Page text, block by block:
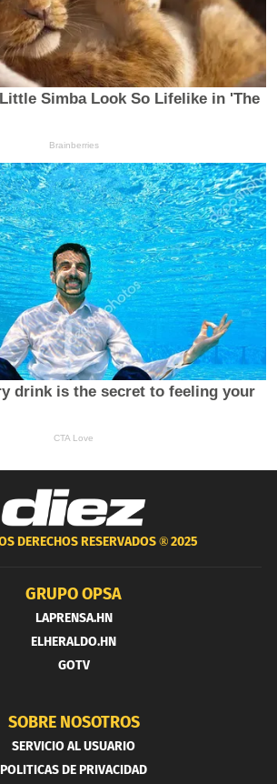
DERECHOS RESERVADOS ®2025
GRUPO OPSA
LAPRENSA.HN
ELHERALDO.HN
GOTV
SOBRE NOSOTROS
SERVICIO AL USUARIO
POLITICAS DE PRIVACIDAD